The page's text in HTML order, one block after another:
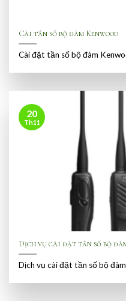
Cài tần số bộ đàm Kenwood
Cài đặt tần số bộ đàm
Dịch vụ cài đặt tần số bộ
Dịch vụ cài đặt tần số bộ
20
Th11